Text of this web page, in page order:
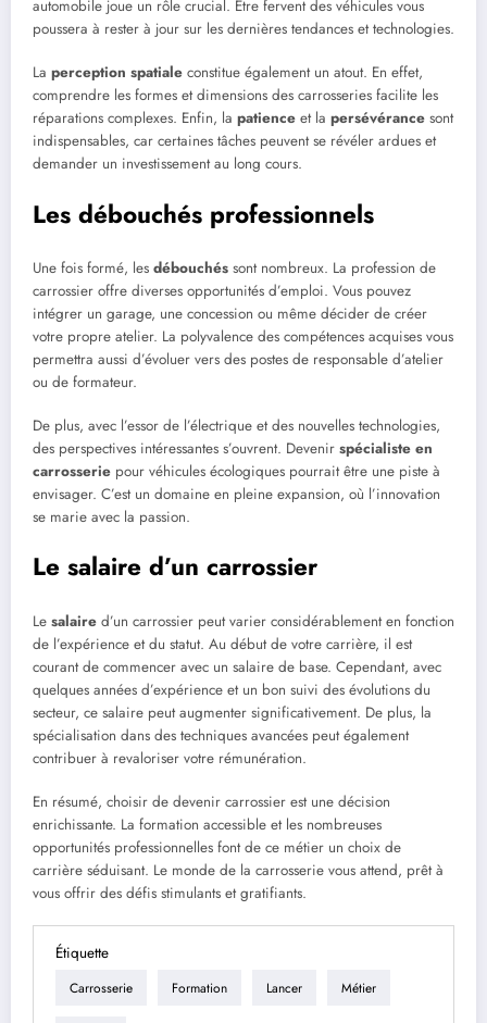
automobile joue un rôle crucial. Être fervent des véhicules vous
poussera à rester à jour sur les dernières tendances et technologies.
La perception spatiale constitue également un atout. En effet,
comprendre les formes et dimensions des carrosseries facilite les
réparations complexes. Enfin, la patience et la persévérance sont
indispensables, car certaines tâches peuvent se révéler ardues et
demander un investissement au long cours.
Les débouchés professionnels
Une fois formé, les débouchés sont nombreux. La profession de
carrossier offre diverses opportunités d’emploi. Vous pouvez
intégrer un garage, une concession ou même décider de créer
votre propre atelier. La polyvalence des compétences acquises vous
permettra aussi d’évoluer vers des postes de responsable d’atelier
ou de formateur.
De plus, avec l’essor de l’électrique et des nouvelles technologies,
des perspectives intéressantes s’ouvrent. Devenir spécialiste en
carrosserie pour véhicules écologiques pourrait être une piste à
envisager. C’est un domaine en pleine expansion, où l’innovation
se marie avec la passion.
Le salaire d’un carrossier
Le salaire d’un carrossier peut varier considérablement en fonction
de l’expérience et du statut. Au début de votre carrière, il est
courant de commencer avec un salaire de base. Cependant, avec
quelques années d’expérience et un bon suivi des évolutions du
secteur, ce salaire peut augmenter significativement. De plus, la
spécialisation dans des techniques avancées peut également
contribuer à revaloriser votre rémunération.
En résumé, choisir de devenir carrossier est une décision
enrichissante. La formation accessible et les nombreuses
opportunités professionnelles font de ce métier un choix de
carrière séduisant. Le monde de la carrosserie vous attend, prêt à
vous offrir des défis stimulants et gratifiants.
Étiquette
Carrosserie Formation Lancer Métier